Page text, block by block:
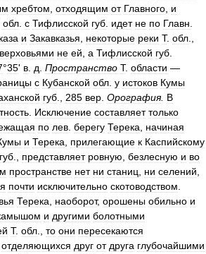
хребтом отходящим от Главного и
обл с Тифлисской губ идет не по Главн
и Закавказья некоторые реки Т. обл
верховьями не ей а Тифлисской губ
°35' в д Пространство Т. области —
с Кубанской обл у истоков Кумы
губ 285 вер Орография. В
Исключение составляет только
по лев берегу Терека
начиная
и Терека прилегающие к Каспийскому
губ представляет ровную безлесную и во
пространстве нет ни станиц ни селений
почти исключительно скотоводством
Терека наоборот, орошены обильно и
и другими болотными
Т. обл то они пересекаются
отделяющихся друг от друга глубочайшими